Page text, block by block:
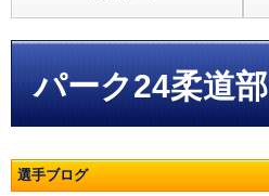
パーク24柔道部
選手ブログ